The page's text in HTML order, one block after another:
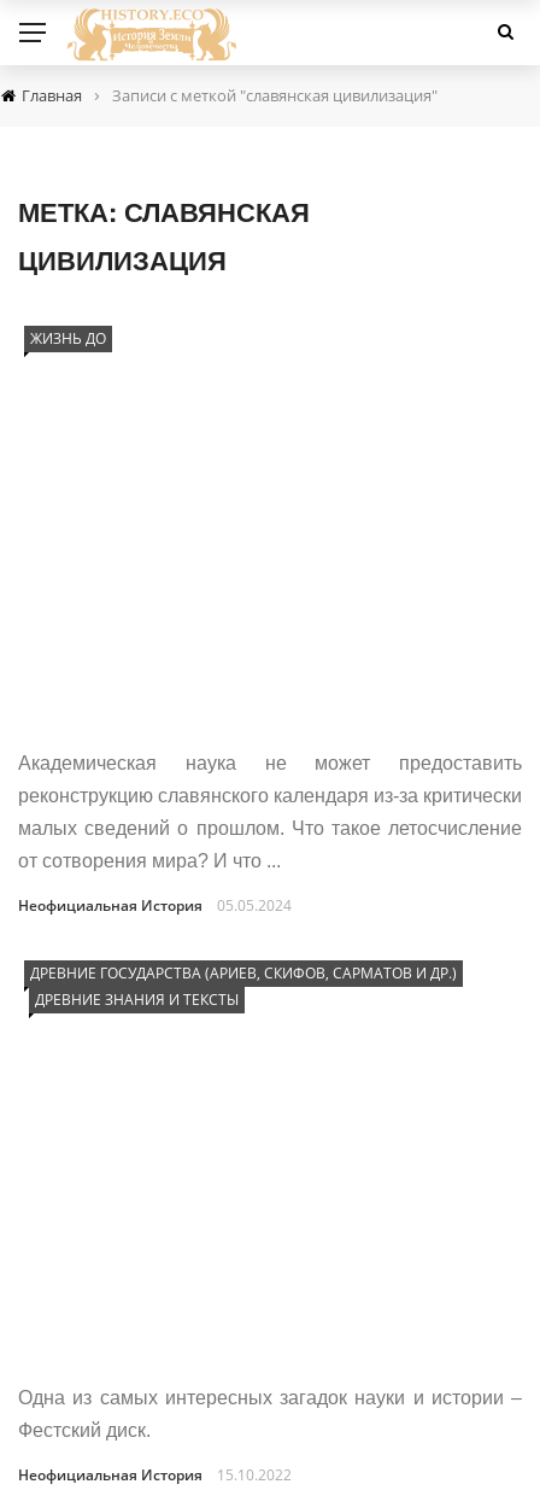
Главная › Записи с меткой "славянская цивилизация"
МЕТКА: СЛАВЯНСКАЯ
ЦИВИЛИЗАЦИЯ
ЖИЗНЬ ДО
Академическая наука не может предоставить
реконструкцию славянского календаря из-за критически
малых сведений о прошлом. Что такое летосчисление
от сотворения мира? И что ...
Неофициальная История 05.05.2024
ДРЕВНИЕ ГОСУДАРСТВА (АРИЕВ, СКИФОВ, САРМАТОВ И ДР.)
ДРЕВНИЕ ЗНАНИЯ И ТЕКСТЫ
Одна из самых интересных загадок науки и истории –
Фестский диск.
Неофициальная История
15.10.2022